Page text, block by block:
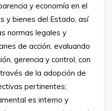
y economía en el
y bienes del Estado, así
normas legales y
de acción, evaluando
gerencia y control, con
de la adopción de
pertinentes;
es interno y